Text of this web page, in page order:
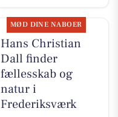
MØD DINE NABOER
Hans Christian
Dall finder
fællesskab og
natur i
Frederiksværk